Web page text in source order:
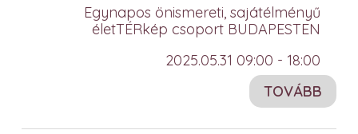
Egynapos önismereti, sajátélményű
életTÉRkép csoport BUDAPESTEN
2025.05.31 09:00 - 18:00
TOVÁBB